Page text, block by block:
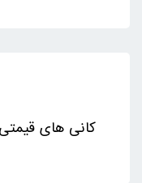
کانی های